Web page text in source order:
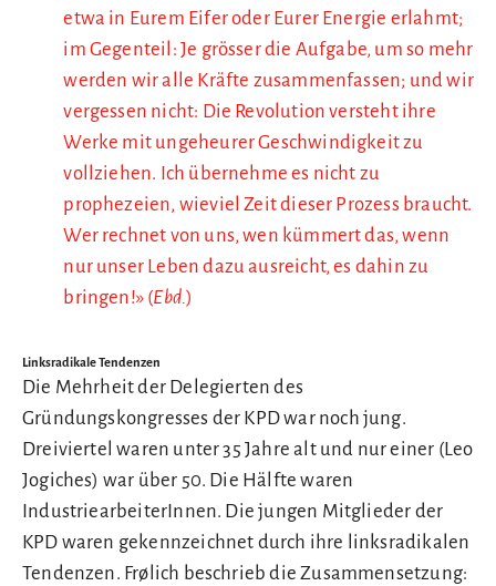
etwa in Eurem Eifer oder Eurer Energie erlahmt;
im Gegenteil: Je grösser die Aufgabe, um so mehr
werden wir alle Kräfte zusammenfassen; und wir
vergessen nicht: Die Revolution versteht ihre
Werke mit ungeheurer Geschwindigkeit zu
vollziehen. Ich übernehme es nicht zu
prophezeien, wieviel Zeit dieser Prozess braucht.
Wer rechnet von uns, wen kümmert das, wenn
nur unser Leben dazu ausreicht, es dahin zu
bringen!» (Ebd.)
Linksradikale Tendenzen
Die Mehrheit der Delegierten des
Gründungskongresses der KPD war noch jung.
Dreiviertel waren unter 35 Jahre alt und nur einer (Leo
Jogiches) war über 50. Die Hälfte waren
IndustriearbeiterInnen. Die jungen Mitglieder der
KPD waren gekennzeichnet durch ihre linksradikalen
Tendenzen. Frølich beschrieb die Zusammensetzung: